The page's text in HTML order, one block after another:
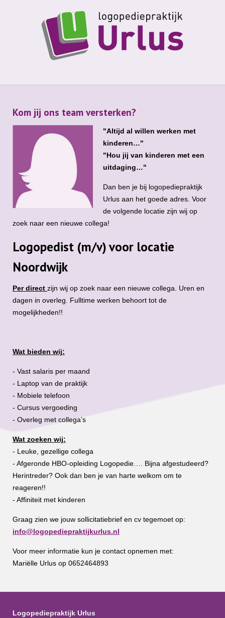
Kom jij ons team versterken?
"Altijd al willen werken met
kinderen…"
"Hou jij van kinderen met een
uitdaging…"
Dan ben je bij logopediepraktijk
Urlus aan het goede adres. Voor
de volgende locatie zijn wij op
zoek naar een nieuwe collega!
Logopedist (m/v) voor locatie
Noordwijk
Per direct zijn wij op zoek naar een nieuwe collega. Uren en
dagen in overleg. Fulltime werken behoort tot de
mogelijkheden!!
Wat bieden wij:
- Vast salaris per maand
- Laptop van de praktijk
- Mobiele telefoon
- Cursus vergoeding
- Overleg met collega’s
Wat zoeken wij:
- Leuke, gezellige collega
- Afgeronde HBO-opleiding Logopedie…. Bijna afgestudeerd?
Herintreder? Ook dan ben je van harte welkom om te
reageren!!
- Affiniteit met kinderen
Graag zien we jouw sollicitatiebrief en cv tegemoet op:
info@logopediepraktijkurlus.nl
Voor meer informatie kun je contact opnemen met:
Mariëlle Urlus op 0652464893
Logopediepraktijk Urlus